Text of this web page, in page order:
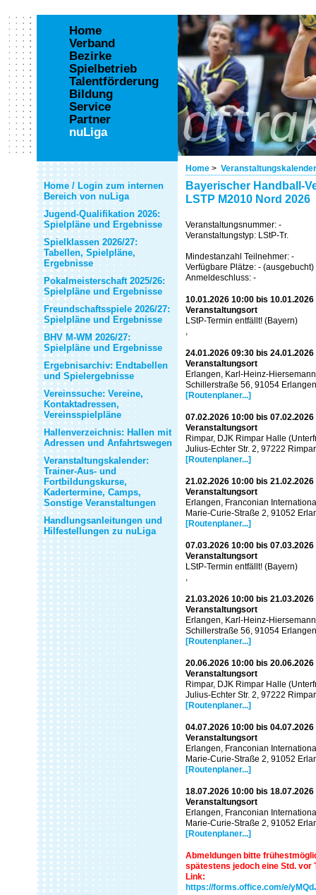
Home > Veranstaltungskalender
Home
Verband
Bezirke
Spielbetrieb
Talentförderung
Bildung
Service
Partner
nuLiga
Home / Login zum internen
Bereich von nuLiga
Jugend-Qualifikation 2026:
Spielpläne und Ergebnisse
Spielklassen 2026/27:
Tabellen, Spielpläne,
Ergebnisse
Pokalmeisterschaft 2025/26:
Spielpläne und Ergebnisse
Freundschaftsspiele 2026/27:
Spielpläne und Ergebnisse
BHV M-WM 2026/27:
Spielpläne und Ergebnisse
Ergebnisarchiv: Endtabellen
und Spielergebnisse
Vereinssuche: Vereine,
Kontaktadressen,
Vereinsspielpläne
Hallenverzeichnis: Hallen mit
Adressen und Anfahrtswegen
Veranstaltungskalender:
Trainer-Aus- und
Fortbildungskurse,
Kadertermine, Camps,
Sonstige Veranstaltungen
Handlungsanleitungen und
Hilfestellungen zu nuLiga
Bayerischer Handball-
LSTP M2010 Nord 2026
Veranstaltungsnummer: -
Veranstaltungstyp: LStP-Tr.
Mindestanzahl Teilnehmer: -
Verfügbare Plätze: - (ausgebucht)
Anmeldeschluss: -
10.01.2026 10:00 bis
Veranstaltungsort
LStP-Termin entfällt! (Bayern)
,
24.01.2026 09:30 bis 24.01.2026
Veranstaltungsort
Erlangen, Karl-Heinz-
Schillerstraße 56, 91054 Erlangen
[Routenplaner...]
07.02.2026 10:00 bis
Veranstaltungsort
Rimpar, DJK Rimpar Halle
Julius-Echter Str. 2, 97222 Rimpar
[Routenplaner...]
21.02.2026 10:00 bis
Veranstaltungsort
Erlangen, Franconian
Marie-Curie-Straße 2, 91052
[Routenplaner...]
07.03.2026 10:00 bis
Veranstaltungsort
LStP-Termin entfällt! (Bayern)
,
21.03.2026 10:00 bis
Veranstaltungsort
Erlangen, Karl-Heinz-
Schillerstraße 56, 91054 Erlangen
[Routenplaner...]
20.06.2026 10:00 bis
Veranstaltungsort
Rimpar, DJK Rimpar Halle
Julius-Echter Str. 2, 97222 Rimpar
[Routenplaner...]
04.07.2026 10:00 bis
Veranstaltungsort
Erlangen, Franconian
Marie-Curie-Straße 2, 91052
[Routenplaner...]
18.07.2026 10:00 bis
Veranstaltungsort
Erlangen, Franconian
Marie-Curie-Straße 2, 91052
[Routenplaner...]
Abmeldungen bitte
spätestens jedoch eine Std. vor
Link:
https://forms.office.com/e/